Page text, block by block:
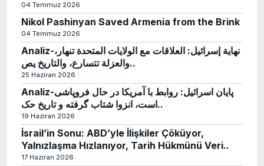
04 Temmuz 2026
Nikol Pashinyan Saved Armenia from the Brink
04 Temmuz 2026
Analiz-نهاية إسرائيل: العلاقات مع الولايات المتحدة تنهار،
والعزلة تتسارع، والتاريخ يص..
25 Haziran 2026
Analiz-پایان اسرائیل: روابط با آمریکا در حال فروپاشی
است، انزوا شتاب گرفته و تاریخ حک..
19 Haziran 2026
İsrail’in Sonu: ABD’yle İlişkiler Çöküyor,
Yalnızlaşma Hızlanıyor, Tarih Hükmünü Veri..
17 Haziran 2026